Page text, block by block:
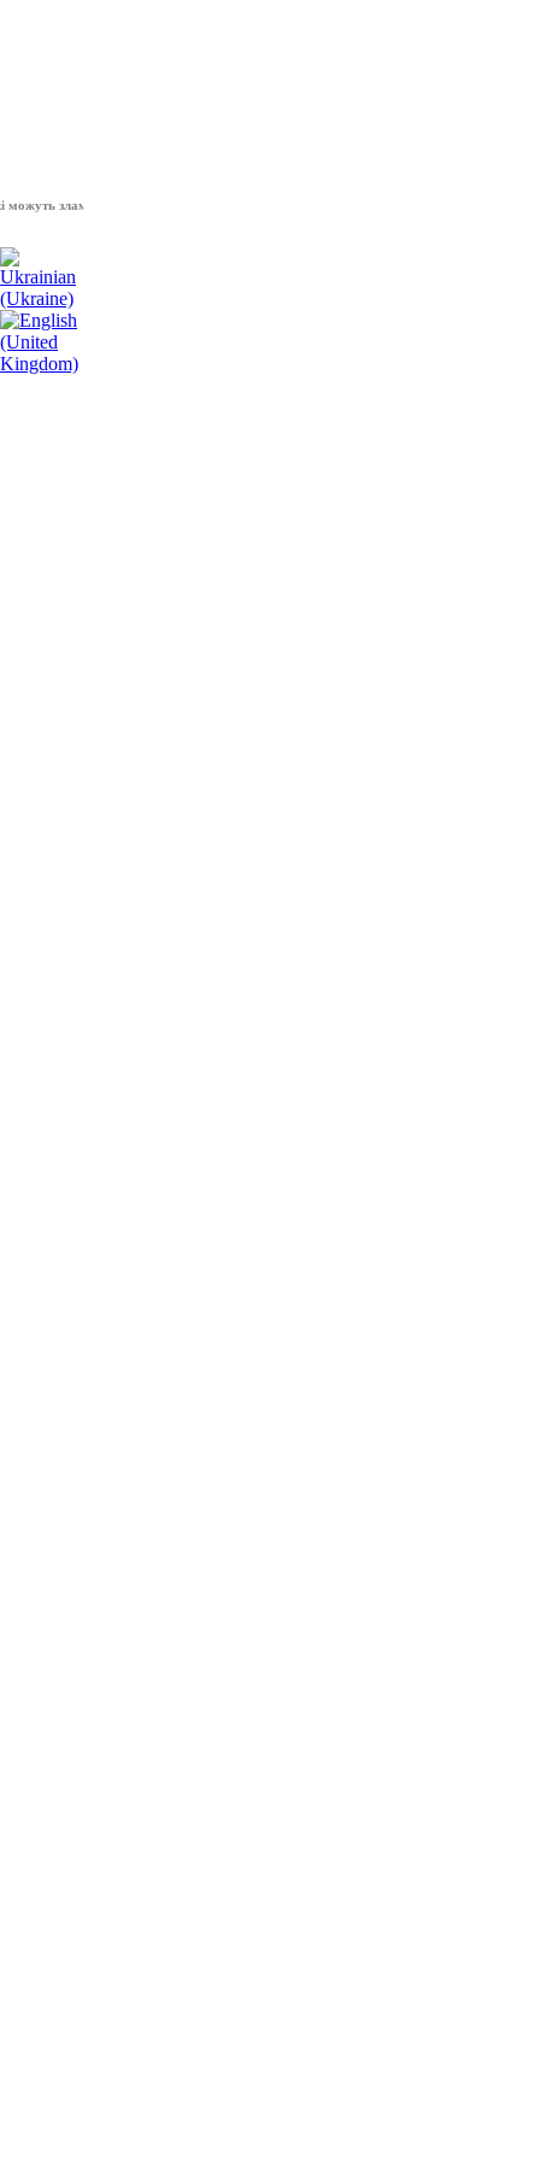
зламати волю народу, - Президент України Володимир Зеленський